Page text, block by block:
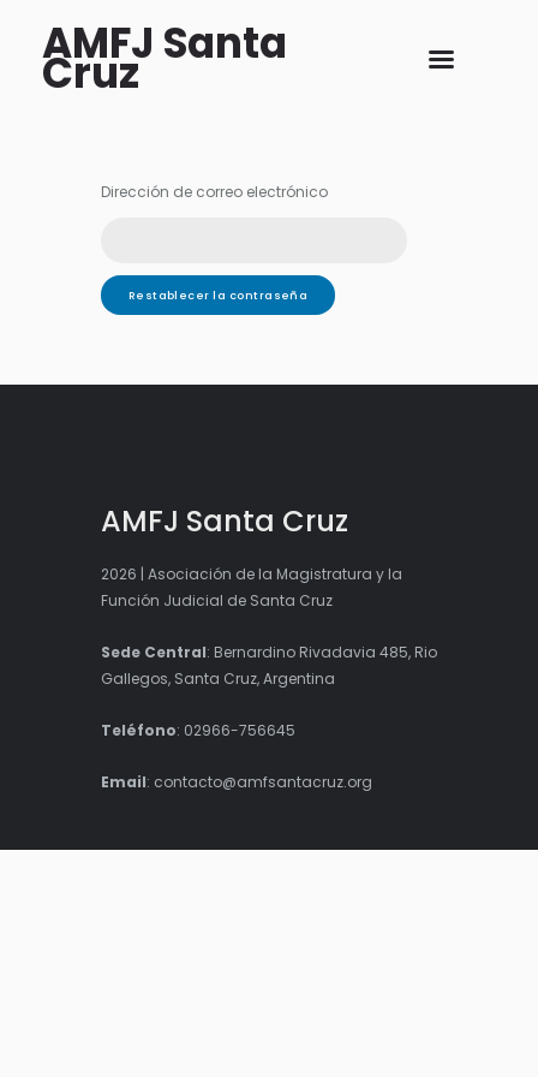
AMFJ Santa
Cruz
Dirección de correo electrónico
AMFJ Santa Cruz
2026 | Asociación de la Magistratura y la
Función Judicial de Santa Cruz
Sede Central: Bernardino Rivadavia 485, Rio
Gallegos, Santa Cruz, Argentina
Teléfono: 02966-756645
Email: contacto@amfsantacruz.org